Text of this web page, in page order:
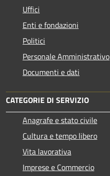
Uffici
Enti e fondazioni
Politici
Personale Amministrativo
Documenti e dati
CATEGORIE DI SERVIZIO
Anagrafe e stato civile
Cultura e tempo libero
Vita lavorativa
Imprese e Commercio